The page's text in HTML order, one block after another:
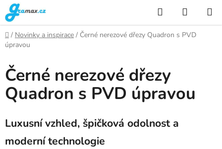
Přejít
na
obsah
Hledat
KOŠÍK
Domů
/ Novinky a inspirace / Černé nerezové dřezy Quadron s PVD
úpravou
Černé nerezové dřezy
Quadron s PVD úpravou
Luxusní vzhled, špičková odolnost a
moderní technologie